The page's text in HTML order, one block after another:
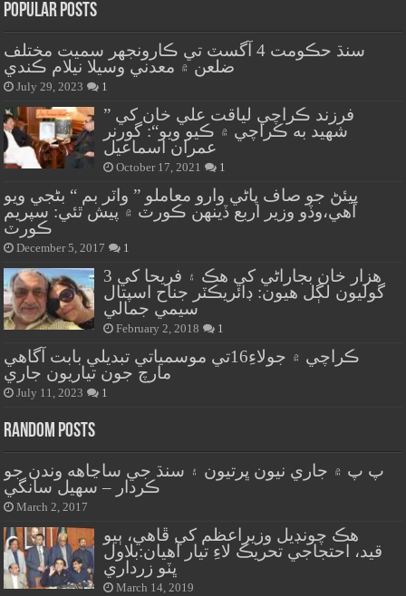
Popular Posts
سنڌ حڪومت 4 آگسٽ تي ڪارونجهر سميت مختلف
ضلعن ۾ معدني وسيلا نيلام ڪندي
July 29, 2023 1
” فرزند ڪراچي لياقت علي خان کي
شهيد به ڪراچي ۾ ڪيو ويو“: گورنر
عمران اسماعيل
October 17, 2021 1
پيئڻ جو صاف پاڻي وارو معاملو ” واٽر بم “ بڻجي ويو
آهي،وڏو وزير اربع ڏينهن ڪورٽ ۾ پيش ٿئي: سپريم
ڪورٽ
December 5, 2017 1
هزار خان بجاراڻي کي هڪ ۽ فريحا کي 3
گوليون لڳل هيون: ڊائريڪٽر جناح اسپتال
سيمي جمالي
February 2, 2018 1
ڪراچي ۾ جولاءِ16تي موسمياتي تبديلي بابت آگاهي
مارچ جون تياريون جاري
July 11, 2023 1
Random Posts
پ پ ۾ جاري نيون ڀرتيون ۽ سنڌ جي ساڃاهه وندن جو
ڪردار – سهيل سانگي
March 2, 2017
هڪ چونڊيل وزيراعظم کي ڦاهي، ٻيو
قيد، احتجاجي تحريڪ لاءِ تيار آهيان:بلاول
ڀٽو زرداري
March 14, 2019